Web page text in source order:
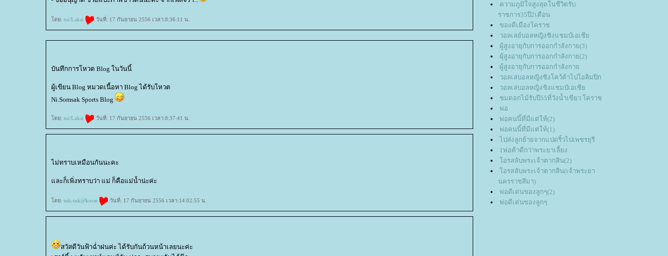
ดย: tui/Laksi วันที่: 17 กันยายน 2556 เวลา:8:36:11 น.
บันทึกการโหวต Blog ในวันนี้
ผู้เขียน Blog หมวดเนื้อหา Blog ได้รับโหวต
Ni.Somsak Sports Blog
ดย: tui/Laksi วันที่: 17 กันยายน 2556 เวลา:8:37:41 น.
ไม่ทราบเหมือนกันนะคะ
ละก็เพิ่งทราบว่า แม่ ก็คือแม่น้ำน่ะค่ะ
ดย: tuk-tuk@korat วันที่: 17 กันยายน 2556 เวลา:14:02:55 น.
สวัสดีวันฟ้าฉ่ำฝนค่ะ ได้รับกันถ้วนหน้าเลยนะค่ะ
ความภูมิใจสูงสุดในชีวิตรับ
ราชการ35ปี2เดือน
ของดีเมืองโคราช
วอลเลย์บอลหญิงชิงแชมป์เอเซี
ผู้สูงอายุกับการออกกำลังกาย(3)
ผุ้สูงอายุกับการออกกำลังกาย(2)
ผู้สูงอายุกับการออกกำลังกา
วอลเล่บอลหญิงชิงโคว้ต้าไปโอลิมปิก
วอลเล่บอลหญิงชิงแชมป์เอเซี
ชมดอกไม้รับปี55ที่วังน้ำเขียว โคราช
พ่อ
พ่อคนนี้ที่มีแต่ให้(2)
พ่อคนนี้ที่มีแต่ให้(1)
ไปส่งลูกย้ายจากแปดริ้วไปเพชรยุรี
1พ่อค้าดีกว่าพระยาเลี้ยง
อรสลับพระเจ้าตากสิน(2)
อรสลับพระเจ้าตากสิน(เจ้าพระยา
นครราชสีมา)
พ่อดีเด่นของลูกๆ(2)
พ่อดีเด่นของลูกๆ